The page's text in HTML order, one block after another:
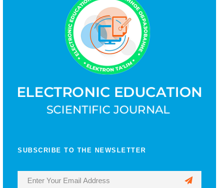
SUBSCRIBE TO THE NEWSLETTER